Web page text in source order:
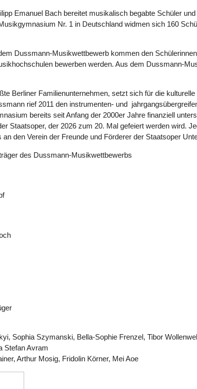
Emanuel Bach bereitet musikalisch begabte Schüler
Nr. 1 in Deutschland widmen sich 160
Dussmann-Musikwettbewerb kommen den
bewerben werden. Aus dem Dussmann-
Berliner Familienunternehmen, setzt sich für die
rief 2011 den instrumenten- und
bereits seit Anfang der 2000er Jahre finanziell
Staatsoper, der 2026 zum 20. Mal gefeiert werden wird.
den Verein der Freunde und Förderer der Staatsoper
des Dussmann-Musikwettbewerbs
Sophia Szymanski, Bella-Sophie Frenzel, Tibor
Stefan Avram
Arthur Mosig, Fridolin Körner, Mei Aoe